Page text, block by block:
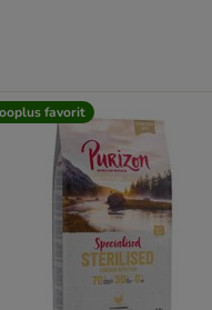
favorit